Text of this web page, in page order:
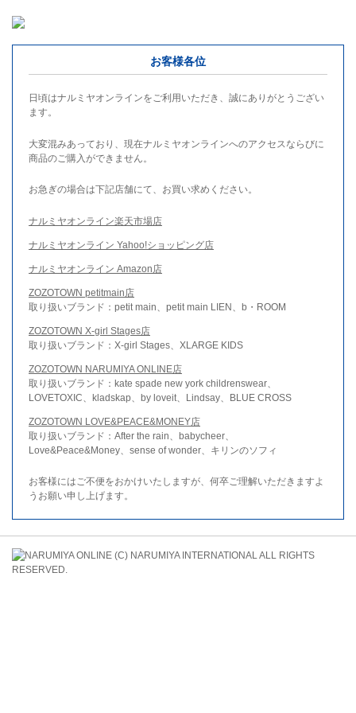
お客様各位
日頃はナルミヤオンラインをご利用いただき、誠にありがとうござい
ます。
大変混みあっており、現在ナルミヤオンラインへのアクセスならびに
商品のご購入ができません。
お急ぎの場合は下記店舗にて、お買い求めください。
ナルミヤオンライン楽天市場店
ナルミヤオンライン Yahoo!ショッピング店
ナルミヤオンライン Amazon店
ZOZOTOWN petitmain店
取り扱いブランド：petit main、petit main LIEN、b・ROOM
ZOZOTOWN X-girl Stages店
取り扱いブランド：X-girl Stages、XLARGE KIDS
ZOZOTOWN NARUMIYA ONLINE店
取り扱いブランド：kate spade new york childrenswear、
LOVETOXIC、kladskap、by loveit、Lindsay、BLUE CROSS
ZOZOTOWN LOVE&PEACE&MONEY店
取り扱いブランド：After the rain、babycheer、
Love&Peace&Money、sense of wonder、キリンのソフィ
お客様にはご不便をおかけいたしますが、何卒ご理解いただきますよ
うお願い申し上げます。